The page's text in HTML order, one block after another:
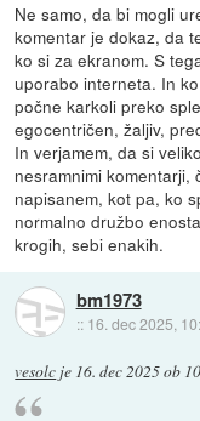
Ne samo, da bi mogli
komentar je dokaz, da
ko si za ekranom. S
uporabo interneta. In
počne karkoli preko
egocentričen, žaljiv,
In verjamem, da si
nesramnimi
napisanem, kot pa, ko
normalno družbo
krogih, sebi enakih.
bm1973
:: 16. dec 2025,
vesolc je 16. dec 2025 ob